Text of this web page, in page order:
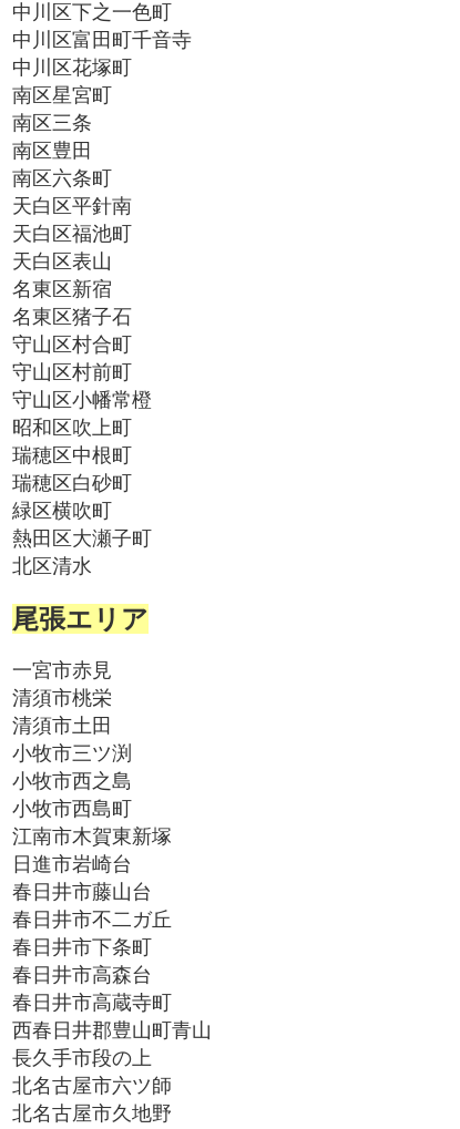
中川区下之一色町
中川区富田町千音寺
中川区花塚町
南区星宮町
南区三条
南区豊田
南区六条町
天白区平針南
天白区福池町
天白区表山
名東区新宿
名東区猪子石
守山区村合町
守山区村前町
守山区小幡常橙
昭和区吹上町
瑞穂区中根町
瑞穂区白砂町
緑区横吹町
熱田区大瀬子町
北区清水
尾張エリア
一宮市赤見
清須市桃栄
清須市土田
小牧市三ツ渕
小牧市西之島
小牧市西島町
江南市木賀東新塚
日進市岩崎台
春日井市藤山台
春日井市不二ガ丘
春日井市下条町
春日井市高森台
春日井市高蔵寺町
西春日井郡豊山町青山
長久手市段の上
北名古屋市六ツ師
北名古屋市久地野